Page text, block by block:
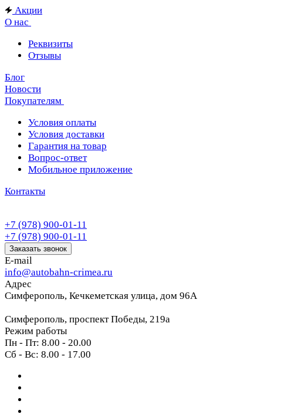
Акции
О нас
Реквизиты
Отзывы
Блог
Новости
Покупателям
Условия оплаты
Условия доставки
Гарантия на товар
Вопрос-ответ
Мобильное приложение
Контакты
+7 (978) 900-01-11
+7 (978) 900-01-11
Заказать звонок
E-mail
info@autobahn-crimea.ru
Адрес
Симферополь, Кечкеметская улица, дом 96А
Симферополь, проспект Победы, 219а
Режим работы
Пн - Пт: 8.00 - 20.00
Сб - Вс: 8.00 - 17.00